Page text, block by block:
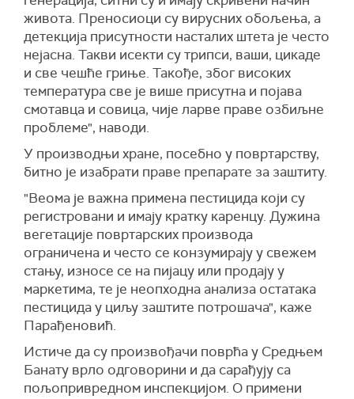
живота. Преносиоци су вирусних обољења, а
детекција присутности насталих штета је често
нејасна. Такви исекти су трипси, ваши, цикаде
и све чешће гриње. Такође, због високих
температура све је више присутна и појава
смотавца и совица, чије ларве праве озбиљне
проблеме", наводи.
У производњи хране, посебно у повртарству,
битно је изабрати праве препарате за заштиту.
"Веома је важна примена пестицида који су
регистровани и имају кратку каренцу. Дужина
вегетације повртарских производа
ограничена и често се конзумирају у свежем
стању, износе се на пијацу или продају у
маркетима, те је неопходна анализа остатака
пестицида у циљу заштите потрошача", каже
Парађеновић.
Истиче да су произвођачи поврћа у Средњем
Банату врло одговорини и да сарађују са
пољопривредном инспекцијом. О примени